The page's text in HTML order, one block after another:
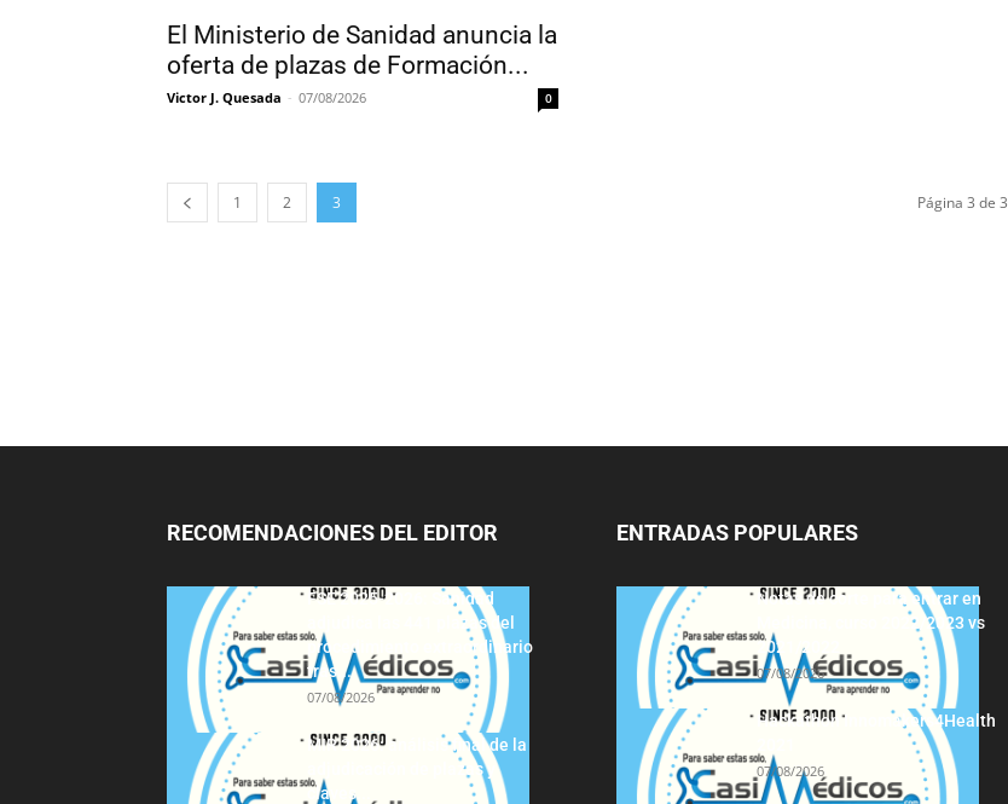
El Ministerio de Sanidad anuncia la
oferta de plazas de Formación...
Victor J. Quesada - 07/08/2026 0
1 2 3 Página 3 de 3
RECOMENDACIONES DEL EDITOR
FSE 2025-2026: Sanidad
adjudica las 441 plazas del
procedimiento extraordinario
tras...
07/08/2026
MIR 2026: análisis final de la
adjudicación de plazas y
claves...
ENTRADAS POPULARES
Notas de corte para entrar en
Medicina, curso 2022/2023 vs
2021/2022
07/08/2026
Hackathon Innomakers4Health
07/08/2026